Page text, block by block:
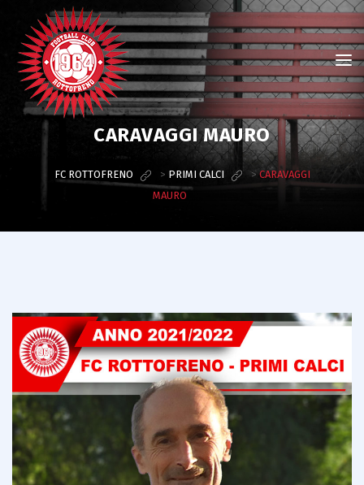
CARAVAGGI MAURO
FC ROTTOFRENO > PRIMI CALCI >CARAVAGGI
MAURO